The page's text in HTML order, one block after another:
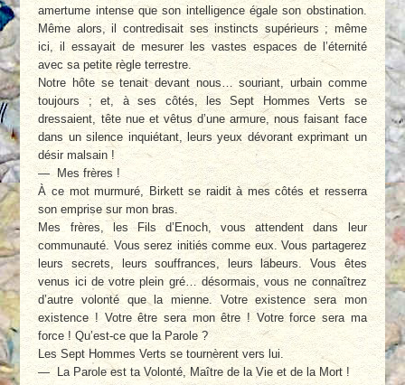
amertume intense que son intelligence égale son obstination.
Même alors, il contredisait ses instincts supérieurs ; même
ici, il essayait de mesurer les vastes espaces de l’éternité
avec sa petite règle terrestre.
Notre hôte se tenait devant nous… souriant, urbain comme
toujours ; et, à ses côtés, les Sept Hommes Verts se
dressaient, tête nue et vêtus d’une armure, nous faisant face
dans un silence inquiétant, leurs yeux dévorant exprimant un
désir malsain !
— Mes frères !
À ce mot murmuré, Birkett se raidit à mes côtés et resserra
son emprise sur mon bras.
Mes frères, les Fils d’Enoch, vous attendent dans leur
communauté. Vous serez initiés comme eux. Vous partagerez
leurs secrets, leurs souffrances, leurs labeurs. Vous êtes
venus ici de votre plein gré… désormais, vous ne connaîtrez
d’autre volonté que la mienne. Votre existence sera mon
existence ! Votre être sera mon être ! Votre force sera ma
force ! Qu’est-ce que la Parole ?
Les Sept Hommes Verts se tournèrent vers lui.
— La Parole est ta Volonté, Maître de la Vie et de la Mort !